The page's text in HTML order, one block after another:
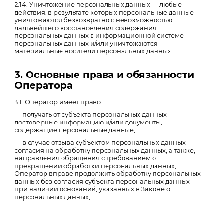
2.14. Уничтожение персональных данных — любые
действия, в результате которых персональные данные
уничтожаются безвозвратно с невозможностью
дальнейшего восстановления содержания
персональных данных в информационной системе
персональных данных и/или уничтожаются
материальные носители персональных данных.
3. Основные права и обязанности
Оператора
3.1. Оператор имеет право:
— получать от субъекта персональных данных
достоверные информацию и/или документы,
содержащие персональные данные;
— в случае отзыва субъектом персональных данных
согласия на обработку персональных данных, а также,
направления обращения с требованием о
прекращении обработки персональных данных,
Оператор вправе продолжить обработку персональных
данных без согласия субъекта персональных данных
при наличии оснований, указанных в Законе о
персональных данных;